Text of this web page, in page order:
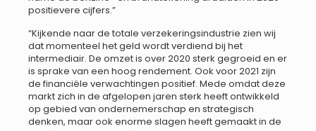
positievere cijfers.”
“Kijkende naar de totale verzekeringsindustrie zien wij
dat momenteel het geld wordt verdiend bij het
intermediair. De omzet is over 2020 sterk gegroeid en er
is sprake van een hoog rendement. Ook voor 2021 zijn
de financiële verwachtingen positief. Mede omdat deze
markt zich in de afgelopen jaren sterk heeft ontwikkeld
op gebied van ondernemerschap en strategisch
denken, maar ook enorme slagen heeft gemaakt in de